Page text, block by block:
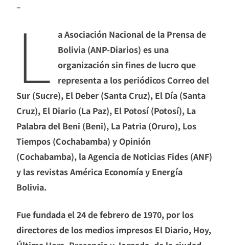
– L
a Asociación Nacional de la Prensa de
Bolivia (ANP-Diarios) es una
organización sin fines de lucro que
representa a los periódicos Correo del
Sur (Sucre), El Deber (Santa Cruz), El Día (Santa
Cruz), El Diario (La Paz), El Potosí (Potosí), La
Palabra del Beni (Beni), La Patria (Oruro), Los
Tiempos (Cochabamba) y Opinión
(Cochabamba), la Agencia de Noticias Fides (ANF)
y las revistas América Economía y Energía
Bolivia.
Fue fundada el 24 de febrero de 1970, por los
directores de los medios impresos El Diario, Hoy,